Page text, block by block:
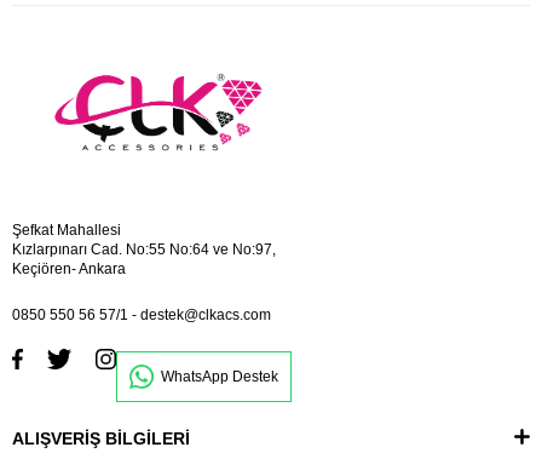
Şefkat Mahallesi
Kızlarpınarı Cad. No:55 No:64 ve No:97,
Keçiören- Ankara
0850 550 56 57/1 - destek@clkacs.com
WhatsApp Destek
ALIŞVERİŞ BİLGİLERİ